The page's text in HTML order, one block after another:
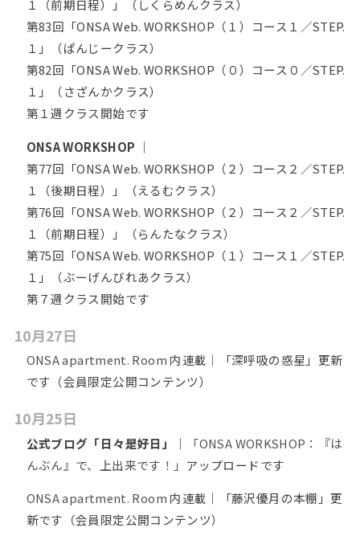
１（前期日程）」（しくらめんクラス）
第83回「ONSA Web. WORKSHOP（１）コース１／STEP.
１」（ぱんじークラス）
第82回「ONSA Web. WORKSHOP（０）コース０／STEP.
１」（さざんかクラス）
第１週クラス開始です
ONSA WORKSHOP ｜
第77回「ONSA Web. WORKSHOP（２）コース２／STEP.
１（後期日程）」（えるむクラス）
第76回「ONSA Web. WORKSHOP（２）コース２／STEP.
１（前期日程）」（らんたなクラス）
第75回「ONSA Web. WORKSHOP（１）コース１／STEP.
１」（ぶーげんびれあクラス）
第７週クラス開始です
10月27日
ONSA apartment. Room 内連載｜「深呼吸の惑星」更新
です（会員限定公開コンテンツ）
10月25日
公式ブログ「日々是好日」 ｜
「ONSA WORKSHOP：『は
んぶん』で、上出来です！」 アップロードです
ONSA apartment. Room 内連載｜「藤沢優月の本棚」更
新です（会員限定公開コンテンツ）